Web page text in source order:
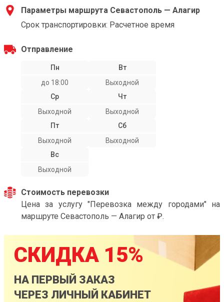
Параметры маршрута Севастополь — Алагир
Срок транспортировки: Расчетное время
Отправление
Пн
до 18:00
Вт
Выходной
Ср
Выходной
Чт
Выходной
Пт
Выходной
Сб
Выходной
Вс
Выходной
Стоимость перевозки
Цена за услугу "Перевозка между городами" на
маршруте Севастополь — Алагир от ₽.
СКИДКА 15%
НА ПЕРВЫЙ ЗАКАЗ
ЧЕРЕЗ ЛИЧНЫЙ КАБИНЕТ